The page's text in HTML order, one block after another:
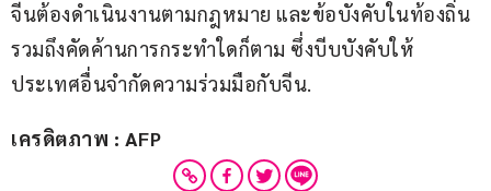
จีนต้องดำเนินงานตามกฎหมาย และข้อบังคับในท้องถิ่น
รวมถึงคัดค้านการกระทำใดก็ตาม ซึ่งบีบบังคับให้
ประเทศอื่นจำกัดความร่วมมือกับจีน.
เครดิตภาพ : AFP